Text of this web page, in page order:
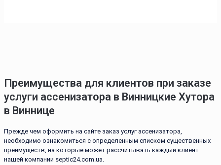
Преимущества для клиентов при заказе
услуги ассенизатора в Винницкие Хутора
в Виннице
Прежде чем оформить на сайте заказ услуг ассенизатора,
необходимо ознакомиться с определенным списком существенных
преимуществ, на которые может рассчитывать каждый клиент
нашей компании septic24.com.ua.